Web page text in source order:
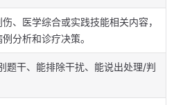
、医学综合或实践技能相关内容，
分析和诊疗决策。
题干、能排除干扰、能说出处理/判